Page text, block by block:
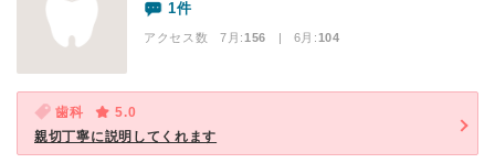
1件
アクセス数 7月:156 | 6月:104
歯科
5.0
親切丁寧に説明してくれます